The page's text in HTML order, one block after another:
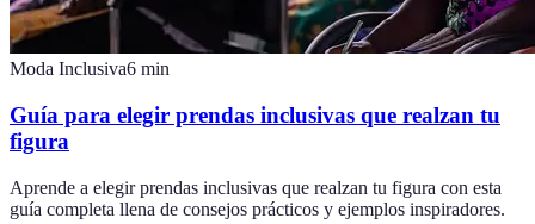
Moda Inclusiva6 min
Guía para elegir prendas inclusivas que realzan tu
figura
Aprende a elegir prendas inclusivas que realzan tu figura con esta
guía completa llena de consejos prácticos y ejemplos inspiradores.